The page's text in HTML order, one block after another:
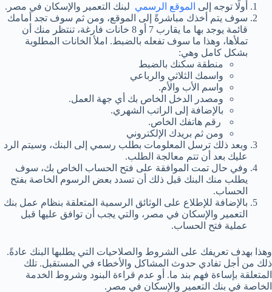
أولًا توجه إلى الموقع الرسمي لبنك التعمير والإسكان في مصر.
سوف يتم أخذك مباشرةً إلى الموقع، ومن ثم سوف تجد أمامك
قائمة يوجد بها ما يقارب 7 أو 8 خانات فارغة، تنتظر منك أن
تملأها، وهذا ما سوف تفعله بالضبط. املأ الخانات المطلوبة
بشكل كامل وهي:
منطقة سكنك بالضبط
واسمك الثلاثي والرباعي
واسم الأب والأم.
ومصدر الدخل الخاص بك أي جهة العمل.
بالإضافة إلى الراتب الشهري.
رقم هاتفك الخاص.
ومن ثم بريدك الإلكتروني
وبعد ذلك ترسل المعلومات بطلب رسمي إلى البنك، وسيتم الرد
عليك بعد أن تتم معالجة الطلب.
وفي حال تمت الموافقة على فتح الحساب الخاص بك، سوف
يطلب منك البنك قبل ذلك أن تسدد بعض الرسوم الخاصة بفتح
الحساب.
بالإضافة للإطلاع على الوثائق الرسمية المتعلقة بنظام عمل بنك
التعمير والإسكان في مصر، والتي يجب أن توافق عليها قبل
عملية فتح الحساب.
وهذا بهدف تعريفك على الشروط والصلاحيات التي يطلبها البنك عادةً.
ذلك من أجل تفادي حدوث المشاكل والأخطاء في المستقبل. تلك
المتعلقة بإساءة فهم بند ما. أو عدم قراءة البنود وشروط الخدمة
الخاصة في بنك التعمير والإسكان في مصر.